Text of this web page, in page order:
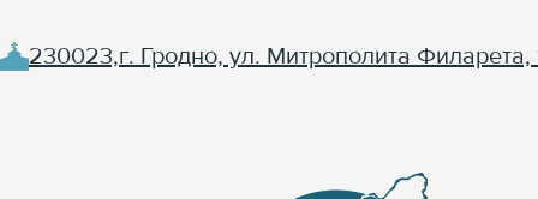
230023,г. Гродно, ул. Митрополита Филарета,